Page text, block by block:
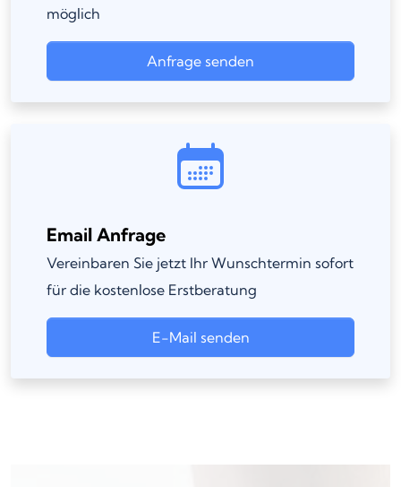
möglich
Anfrage senden
Email Anfrage
Vereinbaren Sie jetzt Ihr Wunschtermin sofort
für die kostenlose Erstberatung
E-Mail senden